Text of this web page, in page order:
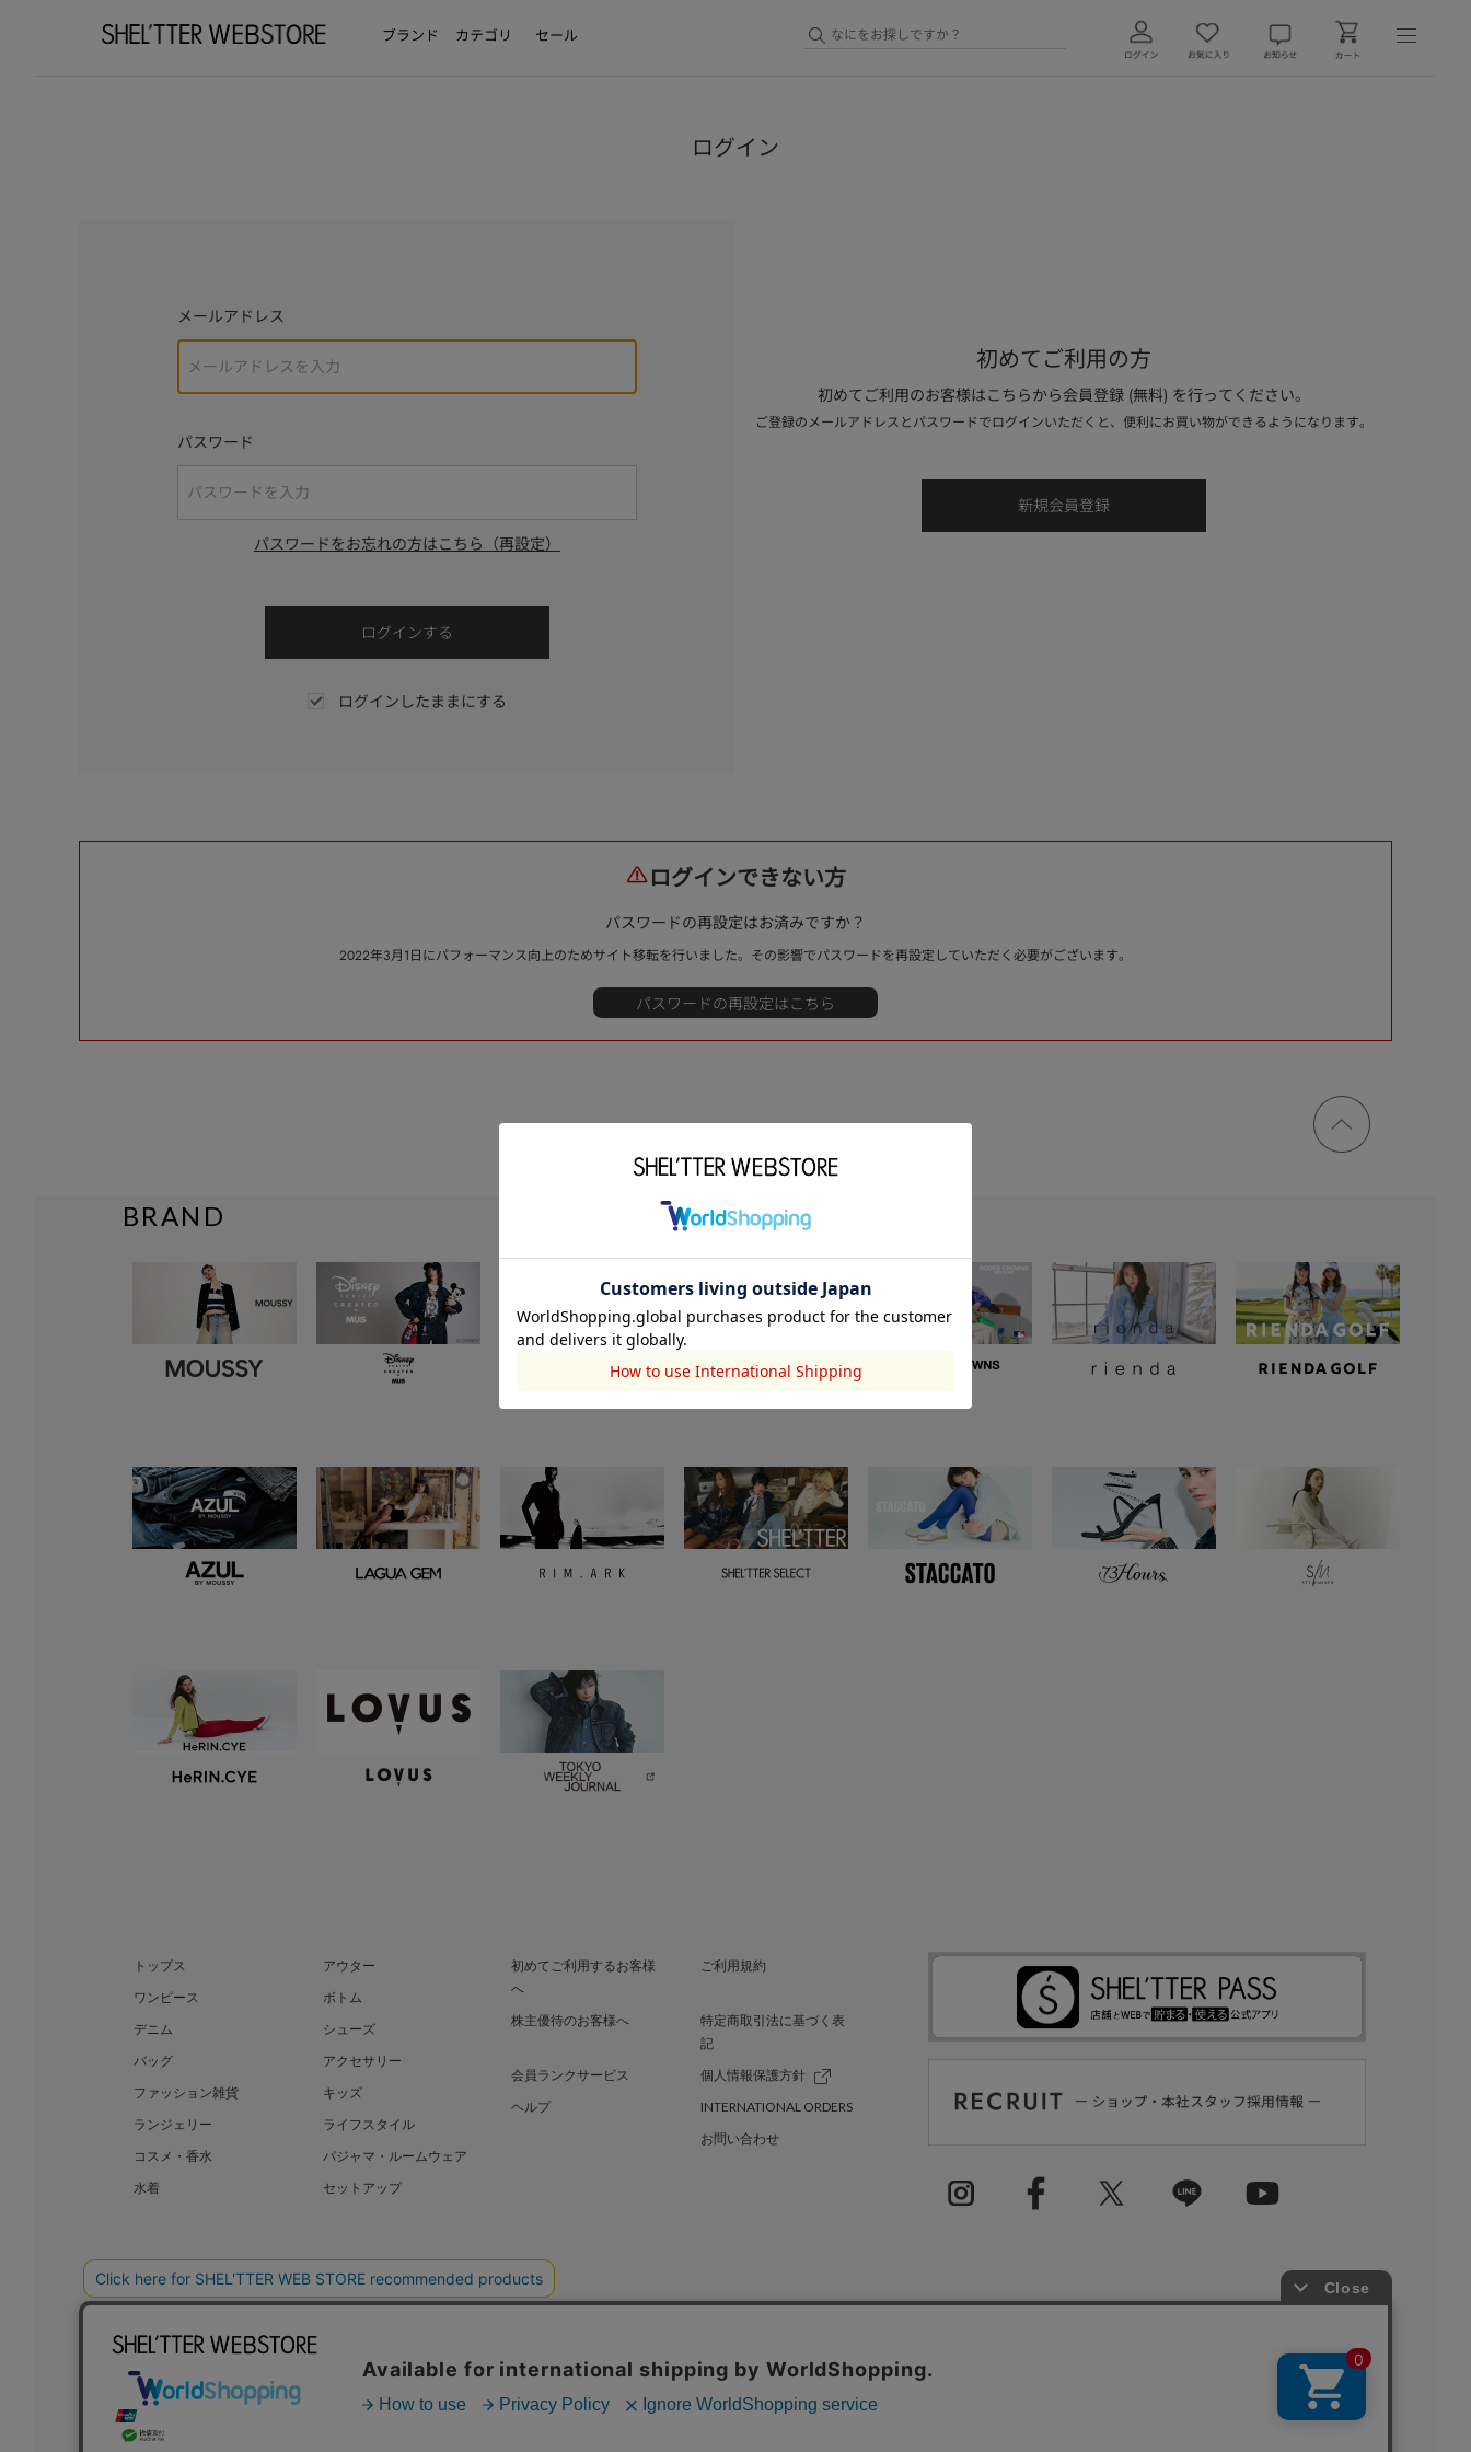
ブランド カテゴリ セール
ログイン
メールアドレス
パスワード
パスワードをお忘れの方はこちら（再設定）
ログインしたままにする
初めてご利用の方
初めてご利用のお客様はこちらから会員登録 (無料) を行ってください。
ご登録のメールアドレスとパスワードでログインいただくと、便利にお買い物ができるようになります。
ログインできない方
パスワードの再設定はお済みですか？
2022年3月1日にパフォーマンス向上のためサイト移転を行いました。その影響でパスワードを再設定していただく必要がございます。
ページ
トップ
BRAND
トップス
アウター
ワンピース
ボトム
デニム
シューズ
バッグ
アクセサリー
ファッション雑貨
キッズ
ランジェリー
ライフスタイル
コスメ・香水
パジャマ・ルームウェア
水着
セットアップ
初めてご利用するお客様
へ
ご利用規約
株主優待のお客様へ
特定商取引法に基づく表
記
会員ランクサービス
個人情報保護方針
ヘルプ
INTERNATIONAL ORDERS
お問い合わせ
BAROQUE JAPAN LIMITED SHEL’TTER GREEN 採用情報
COPYRIGHT © BAROQUE JAPAN LIMITED ALL RIGHTS RESERVED.